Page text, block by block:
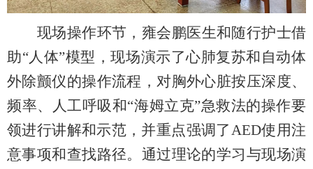
现场操作环节，雍会鹏医生和随行护士借
助“人体”模型，现场演示了心肺复苏和自动体
外除颤仪的操作流程，对胸外心脏按压深度、
频率、人工呼吸和“海姆立克”急救法的操作要
领进行讲解和示范，并重点强调了AED使用注
意事项和查找路径。通过理论的学习与现场演